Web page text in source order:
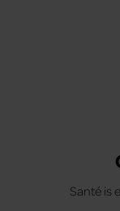
Santé is